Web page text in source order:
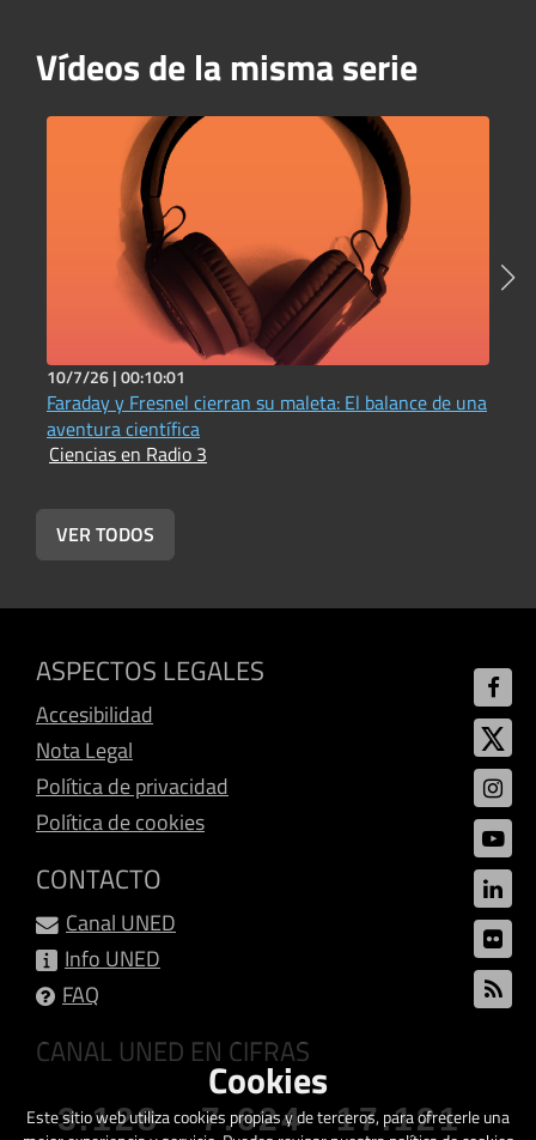
Vídeos de la misma serie
10/7/26 |00:10:01
Faraday y Fresnel cierran su maleta: El balance de una
aventura científica
Ciencias en Radio 3
VER TODOS
ASPECTOS LEGALES
Accesibilidad
Nota Legal
Política de privacidad
Política de cookies
CONTACTO
Canal UNED
Info UNED
FAQ
CANAL UNED EN CIFRAS
3.128 7.624 17.121
Cookies
Este sitio web utiliza cookies propias y de terceros, para ofrecerle una